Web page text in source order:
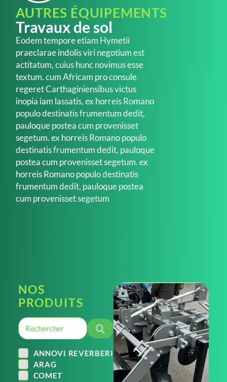
AUTRES ÉQUIPEMENTS
Travaux de sol
Eodem tempore etiam Hymetii
praeclarae indolis viri negotium est
actitatum, cuius hunc novimus esse
textum. cum Africam pro consule
regeret Carthaginiensibus victus
inopia iam lassatis, ex horreis Romano
populo destinatis frumentum dedit,
pauloque postea cum provenisset
segetum. ex horreis Romano populo
destinatis frumentum dedit, pauloque
postea cum provenisset segetum. ex
horreis Romano populo destinatis
frumentum dedit, pauloque postea
cum provenisset segetum
NOS
PRODUITS
ANNOVI REVERBERI
ARAG
COMET